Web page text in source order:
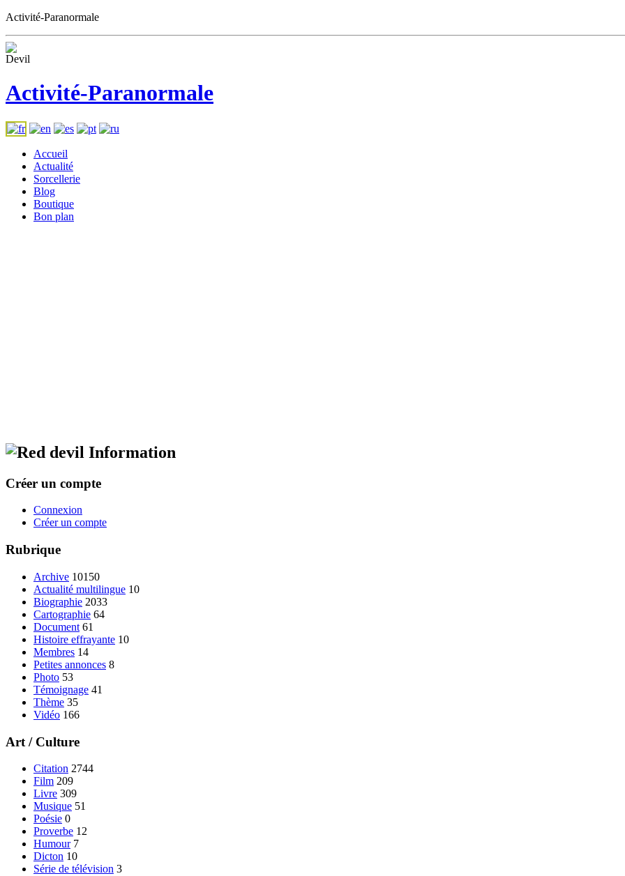
Activité-Paranormale
Activité-Paranormale
Accueil
Actualité
Sorcellerie
Blog
Boutique
Bon plan
Information
Créer un compte
Connexion
Créer un compte
Rubrique
Archive 10150
Actualité multilingue 10
Biographie 2033
Cartographie 64
Document 61
Histoire effrayante 10
Membres 14
Petites annonces 8
Photo 53
Témoignage 41
Thème 35
Vidéo 166
Art / Culture
Citation 2744
Film 209
Livre 309
Musique 51
Poésie 0
Proverbe 12
Humour 7
Dicton 10
Série de télévision 3